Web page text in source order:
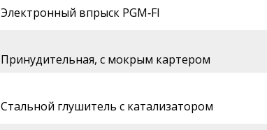
Электронный впрыск PGM‑FI
Принудительная, с мокрым картером
Стальной глушитель с катализатором